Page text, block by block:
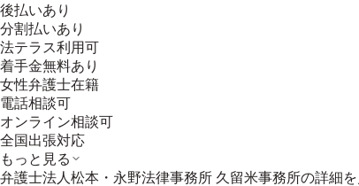
後払いあり
分割払いあり
法テラス利用可
着手金無料あり
女性弁護士在籍
電話相談可
オンライン相談可
全国出張対応
もっと見る
弁護士法人松本・永野法律事務所 久留米事務所の詳細を